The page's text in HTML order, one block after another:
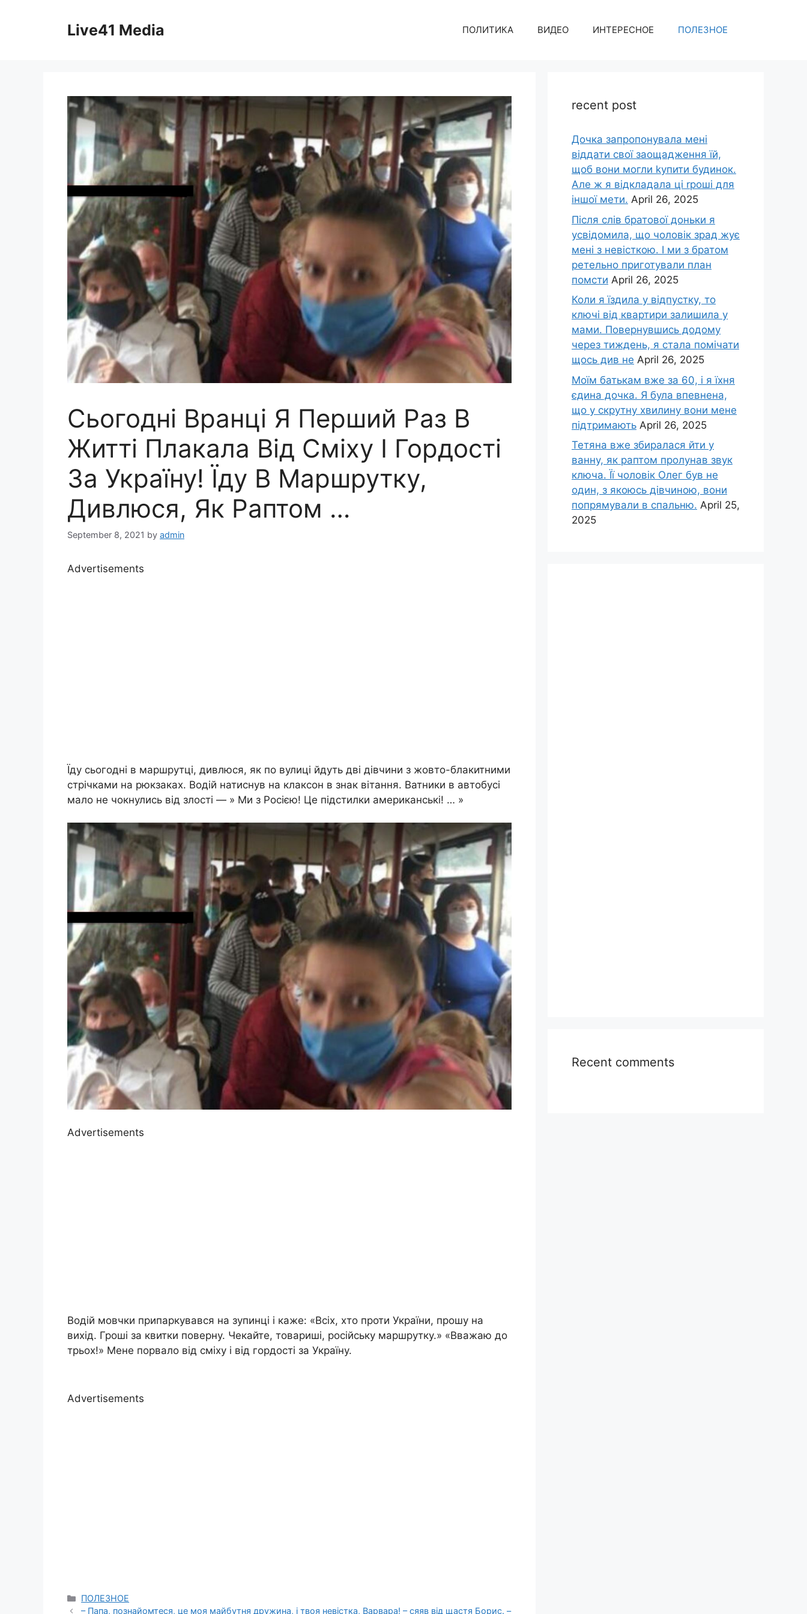
Live41 Media ПОЛИТИКА ВИДЕО ИНТЕРЕСНОЕ ПОЛЕЗНОЕ
Сьогодні Вранці Я Перший Раз В
Житті Плакала Від Сміху І Гордості
За Україну! Їду В Маршрутку,
Дивлюся, Як Раптом …
September 8, 2021 by admin
Advertisements
Їду сьогодні в маршрутці, дивлюся, як по вулиці йдуть дві дівчини з жовто-блакитними
стрічками на рюкзаках. Водій натиснув на клаксон в знак вітання. Ватники в автобусі
мало не чокнулись від злості — » Ми з Росією! Це підстилки американські! … »
Advertisements
Водій мовчки припаркувався на зупинці і каже: «Всіх, хто проти України, прошу на
вихід. Гроші за квитки поверну. Чекайте, товариші, російську маршрутку.» «Вважаю до
трьох!» Мене порвало від сміху і від гордості за Україну.
Advertisements
Categories
ПОЛЕЗНОЕ
– Папа, познайомтеся, це моя майбутня дружина, і твоя невістка, Варвара! – сяяв від щастя Борис. –
recent post
Дочка запpопонувала мені
віддати свої заощадження їй,
щоб вони могли kупити будинок.
Але ж я відкладала ці rроші для
іншої мети. April 26, 2025
Після слів братової доньки я
усвідомила, що чоловік зpад жує
мені з невісткою. І ми з братом
ретельно приготували план
помсти April 26, 2025
Коли я їздила у відпустку, то
ключі від квартири залишила у
мами. Повернувшись додому
через тиждень, я стала помічати
щось див не April 26, 2025
Моїм батькам вже за 60, і я їхня
єдина дочка. Я була впевнена,
що у скрутну хвилину вони мене
підтримають April 26, 2025
Тетяна вже збиралася йти у
ванну, як раптом пролунав звук
ключа. Її чоловік Олег був не
один, з якоюсь дівчиною, вони
попрямували в спальню. April 25,
2025
Recent comments